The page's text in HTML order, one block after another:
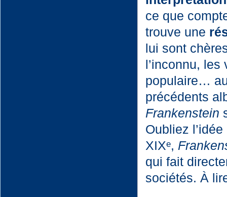
ce que
trouve une
lui sont
l’inconnu,
populaire…
précédents
Frankenstein
Oubliez
XIXᵉ,
qui fait
sociétés. À